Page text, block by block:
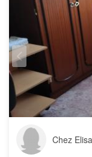
Chez